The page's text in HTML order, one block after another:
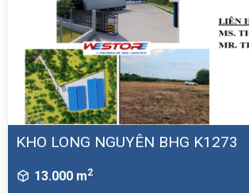
KHO LONG NGUYÊN BHG K1273
13.000 m2